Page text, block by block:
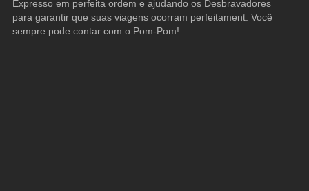
Expresso em perfeita ordem e ajudando os Desbravadores
para garantir que suas viagens ocorram perfeitament. Você
sempre pode contar com o Pom-Pom!